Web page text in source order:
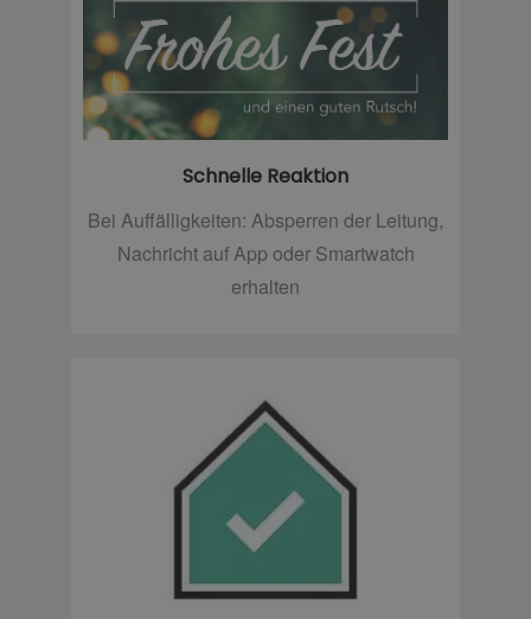
Schnelle Reaktion
Bei Auffälligkeiten: Absperren der Leitung,
Nachricht auf App oder Smartwatch
erhalten